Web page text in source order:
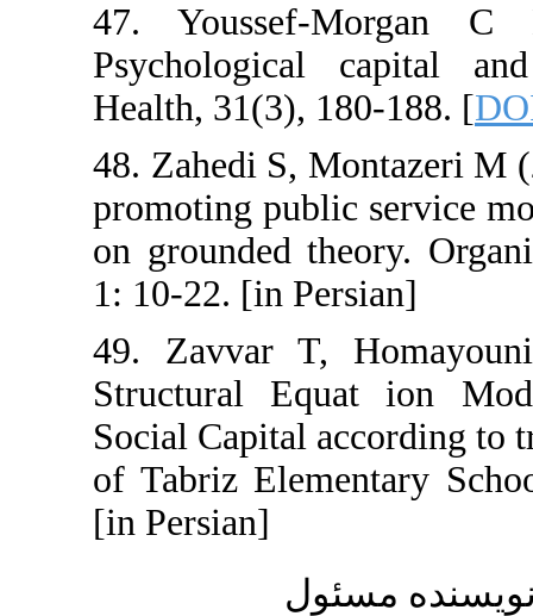
47.
Health, 31(3),
48. Zahedi S,
promoting
on grounded
1: 10-22. [in
49. Zavvar T,
Structural
Social Capital
of Tabriz